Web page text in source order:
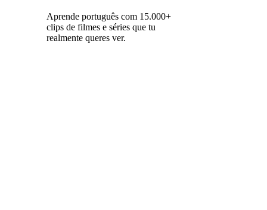
Aprende português com 15.000+
clips de filmes e séries que tu
realmente queres ver.